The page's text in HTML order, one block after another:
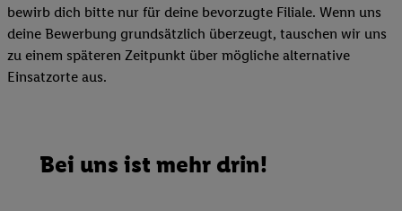
bewirb dich bitte nur für deine bevorzugte Filiale. Wenn uns
deine Bewerbung grundsätzlich überzeugt, tauschen wir uns
zu einem späteren Zeitpunkt über mögliche alternative
Einsatzorte aus.
Bei uns ist mehr drin!